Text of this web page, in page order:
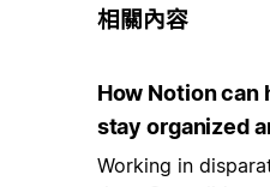
相關內容
How Notion can
stay organized
Working in